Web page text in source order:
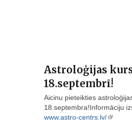
Astroloģijas
18.septembrī!
Aicinu pieteikties
18.septembra!Informāciju
www.astro-centrs.lv/